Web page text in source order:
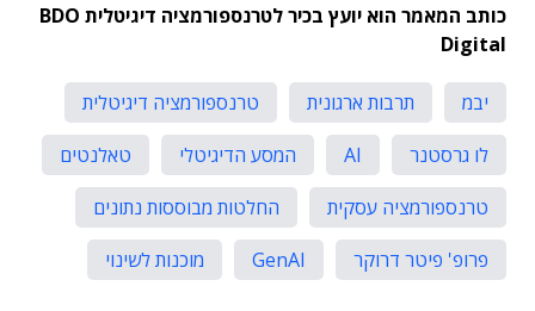
כותב המאמר הוא יועץ בכיר לטרנספורמציה דיגיטלית BDO
Digital
יבמ תרבות ארגונית
טרנספורמציה דיגיטלית
לו גרסטנר
AI המסע הדיגיטלי
טאלנטים
טרנספורמציה עסקית
החלטות מבוססות נתונים
פרופ' פיטר דרוקר
GenAI מוכנות לשינוי